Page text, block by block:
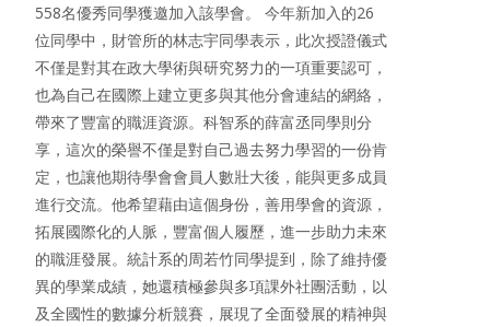
558名優秀同學獲邀加入該學會。 今年新加入的26
位同學中，財管所的林志宇同學表示，此次授證儀式
不僅是對其在政大學術與研究努力的一項重要認可，
也為自己在國際上建立更多與其他分會連結的網絡，
帶來了豐富的職涯資源。科智系的薛富丞同學則分
享，這次的榮譽不僅是對自己過去努力學習的一份肯
定，也讓他期待學會會員人數壯大後，能與更多成員
進行交流。他希望藉由這個身份，善用學會的資源，
拓展國際化的人脈，豐富個人履歷，進一步助力未來
的職涯發展。統計系的周若竹同學提到，除了維持優
異的學業成績，她還積極參與多項課外社團活動，以
及全國性的數據分析競賽，展現了全面發展的精神與